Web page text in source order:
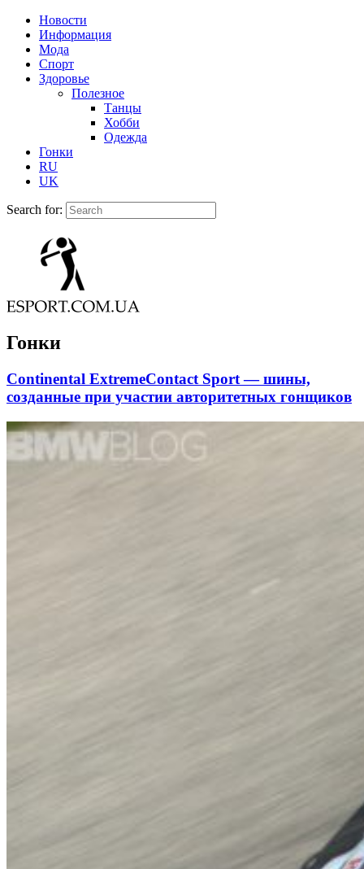
Новости
Информация
Мода
Спорт
Здоровье
Полезное
Танцы
Хобби
Одежда
Гонки
RU
UK
Search for:
Гонки
Continental ExtremeContact Sport — шины,
созданные при участии авторитетных гонщиков